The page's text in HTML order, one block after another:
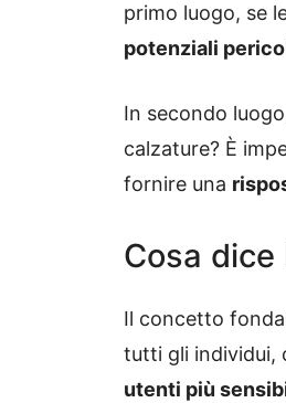
primo luogo, se
potenziali
In secondo
calzature? È
fornire una
Cosa dice
Il concetto
tutti gli individui,
utenti più